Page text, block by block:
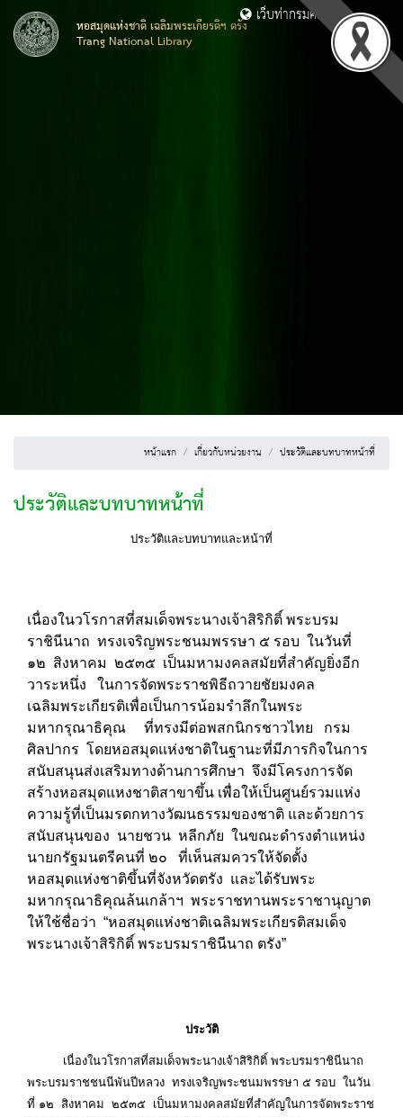
หอสมุดแห่งชาติ เฉลิมพระเกียรติฯ ตรัง
Trang National Library
เว็บท่ากรมศิลปากร
หน้าแรก เกี่ยวกับหน่วยงาน ประวัติและบทบาทหน้าที่
ประวัติและบทบาทหน้าที่
ประวัติและบทบาทและหน้าที่
เนื่องในวโรกาสที่สมเด็จพระนางเจ้าสิริกิติ์ พระบรม
ราชินีนาถ ทรงเจริญพระชนมพรรษา ๕ รอบ ในวันที่
๑๒ สิงหาคม ๒๕๓๕ เป็นมหามงคลสมัยที่สำคัญยิ่งอีก
วาระหนึ่ง ในการจัดพระราชพิธีถวายชัยมงคล
เฉลิมพระเกียรติเพื่อเป็นการน้อมรำลึกในพระ
มหากรุณาธิคุณ ที่ทรงมีต่อพสกนิกรชาวไทย กรม
ศิลปากร โดยหอสมุดแห่งชาติในฐานะที่มีภารกิจในการ
สนับสนุนส่งเสริมทางด้านการศึกษา จึงมีโครงการจัด
สร้างหอสมุดแหงชาติสาขาขึ้น เพื่อให้เป็นศูนย์รวมแห่ง
ความรู้ที่เป็นมรดกทางวัฒนธรรมของชาติ และด้วยการ
สนับสนุนของ นายชวน หลีกภัย ในขณะดำรงตำแหน่ง
นายกรัฐมนตรีคนที่ ๒๐ ที่เห็นสมควรให้จัดตั้ง
หอสมุดแห่งชาติขึ้นที่จังหวัดตรัง และได้รับพระ
มหากรุณาธิคุณล้นเกล้าฯ พระราชทานพระราชานุญาต
ให้ใช้ชื่อว่า “หอสมุดแห่งชาติเฉลิมพระเกียรติสมเด็จ
พระนางเจ้าสิริกิติ์ พระบรมราชินีนาถ ตรัง”
ประวัติ
เนื่องในวโรกาสที่สมเด็จพระนางเจ้าสิริกิติ์ พระบรมราชินีนาถ
พระบรมราชชนนีพันปีหลวง ทรงเจริญพระชนมพรรษา ๕ รอบ ในวัน
ที่ ๑๒ สิงหาคม ๒๕๓๕ เป็นมหามงคลสมัยที่สำคัญในการจัดพระราช